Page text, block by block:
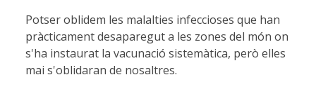
Potser oblidem les malalties infeccioses que han
pràcticament desaparegut a les zones del món on
s'ha instaurat la vacunació sistemàtica, però elles
mai s'oblidaran de nosaltres.